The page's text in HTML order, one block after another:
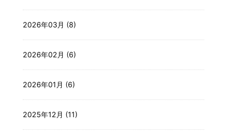
2026年03月 (8)
2026年02月 (6)
2026年01月 (6)
2025年12月 (11)